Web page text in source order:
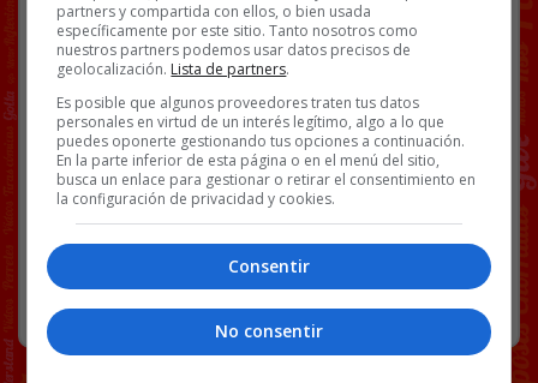
Ver vídeo en X
Facebook
Twitter
WhatsApp
Gmail
Copy
Link
81 COMENTARIOS
partners y compartida con ellos, o bien usada
específicamente por este sitio. Tanto nosotros como
nuestros partners podemos usar datos precisos de
geolocalización. Lista de partners.
Es posible que algunos proveedores traten tus datos
personales en virtud de un interés legítimo, algo a lo que
puedes oponerte gestionando tus opciones a continuación.
En la parte inferior de esta página o en el menú del sitio,
busca un enlace para gestionar o retirar el consentimiento en
la configuración de privacidad y cookies.
Consentir
No consentir